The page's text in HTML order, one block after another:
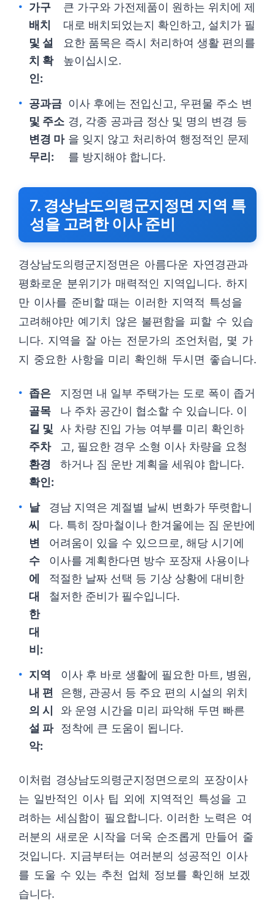
가구
배치
및 설
치 확
인:
큰 가구와 가전제품이 원하는 위치에 제
대로 배치되었는지 확인하고, 설치가 필
요한 품목은 즉시 처리하여 생활 편의를
높이십시오.
공과금
및 주소
변경 마
무리:
이사 후에는 전입신고, 우편물 주소 변
경, 각종 공과금 정산 및 명의 변경 등
을 잊지 않고 처리하여 행정적인 문제
를 방지해야 합니다.
7. 경상남도의령군지정면 지역 특
성을 고려한 이사 준비
경상남도의령군지정면은 아름다운 자연경관과
평화로운 분위기가 매력적인 지역입니다. 하지
만 이사를 준비할 때는 이러한 지역적 특성을
고려해야만 예기치 않은 불편함을 피할 수 있습
니다. 지역을 잘 아는 전문가의 조언처럼, 몇 가
지 중요한 사항을 미리 확인해 두시면 좋습니다.
좁은
골목
길 및
주차
환경
확인:
지정면 내 일부 주택가는 도로 폭이 좁거
나 주차 공간이 협소할 수 있습니다. 이
사 차량 진입 가능 여부를 미리 확인하
고, 필요한 경우 소형 이사 차량을 요청
하거나 짐 운반 계획을 세워야 합니다.
날
씨
변
수
에
대
한
대
비:
경남 지역은 계절별 날씨 변화가 뚜렷합니
다. 특히 장마철이나 한겨울에는 짐 운반에
어려움이 있을 수 있으므로, 해당 시기에
이사를 계획한다면 방수 포장재 사용이나
적절한 날짜 선택 등 기상 상황에 대비한
철저한 준비가 필수입니다.
지역
내 편
의 시
설 파
악:
이사 후 바로 생활에 필요한 마트, 병원,
은행, 관공서 등 주요 편의 시설의 위치
와 운영 시간을 미리 파악해 두면 빠른
정착에 큰 도움이 됩니다.
이처럼 경상남도의령군지정면으로의 포장이사
는 일반적인 이사 팁 외에 지역적인 특성을 고
려하는 세심함이 필요합니다. 이러한 노력은 여
러분의 새로운 시작을 더욱 순조롭게 만들어 줄
것입니다. 지금부터는 여러분의 성공적인 이사
를 도울 수 있는 추천 업체 정보를 확인해 보겠
습니다.